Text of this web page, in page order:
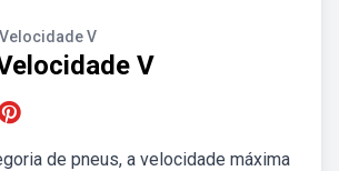
V
V
de pneus, a velocidade máxima